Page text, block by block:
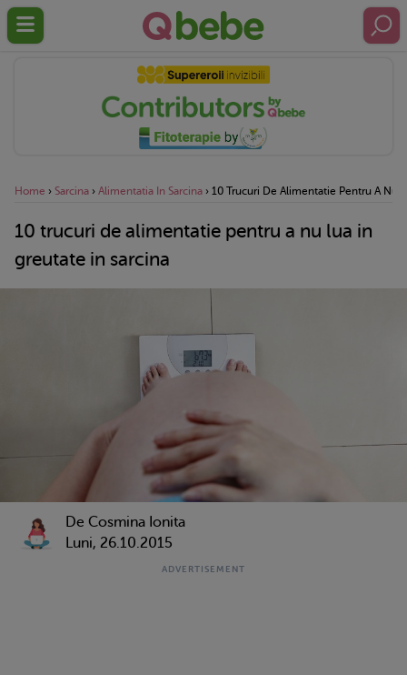
Home › Sarcina › Alimentatia In Sarcina › 10 Trucuri De Alimentatie Pentru A Nu
10 trucuri de alimentatie pentru a nu lua in
greutate in sarcina
De Cosmina Ionita
Luni, 26.10.2015